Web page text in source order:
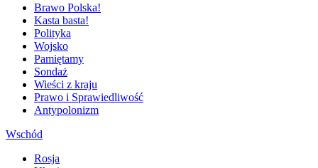
Brawo Polska!
Kasta basta!
Polityka
Wojsko
Pamiętamy
Sondaż
Wieści z kraju
Prawo i Sprawiedliwość
Antypolonizm
Wschód
Rosja